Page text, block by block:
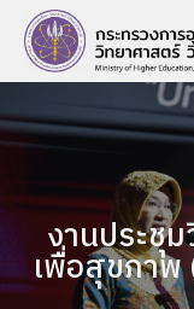
งานประชุ
เพื่อสุขภาพ